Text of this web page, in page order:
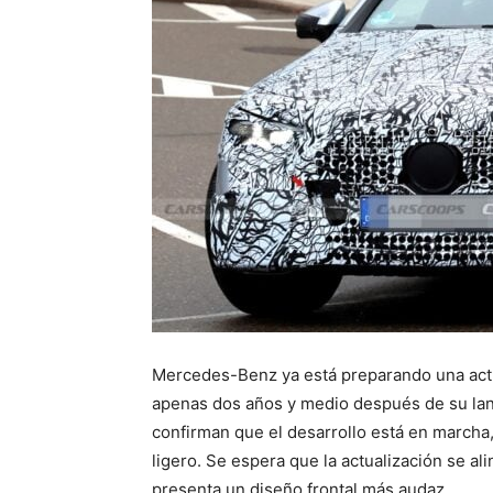
y
Análisis
de
Mercedes-Benz ya está preparando una
apenas dos años y medio después de su
confirman que el desarrollo está en
ligero. Se espera que la actualización se